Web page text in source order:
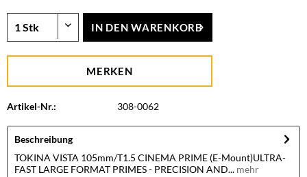
IN DEN WARENKORB
MERKEN
Artikel-Nr.: 308-0062
Beschreibung
TOKINA VISTA 105mm/T1.5 CINEMA PRIME (E-Mount)ULTRA-
FAST LARGE FORMAT PRIMES - PRECISION AND... mehr